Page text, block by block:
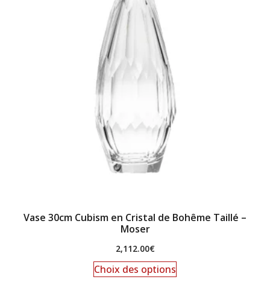
Vase 30cm Cubism en Cristal de Bohême Taillé –
Moser
2,112.00€
Choix des options